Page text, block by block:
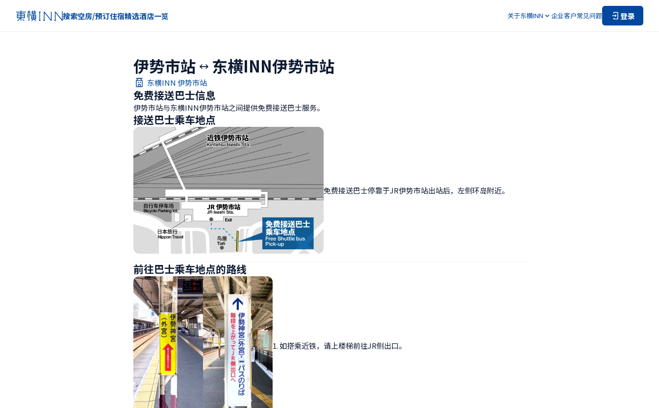
搜索空房/预订住宿精选酒店一览 关于东横INN 企业客户常见问题 登录
伊势市站 东横INN伊势市站
东横INN 伊势市站
免费接送巴士信息
伊势市站与东横INN伊势市站之间提供免费接送巴士服务。
接送巴士乘车地点
免费接送巴士停靠于JR伊势市站出站后，左侧环岛附近。
前往巴士乘车地点的路线
1. 如搭乘近铁，请上楼梯前往JR侧出口。